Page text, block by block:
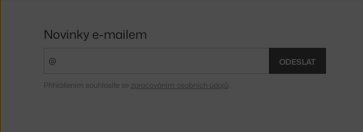
Novinky e-mailem
ODESLAT
Přihlášením souhlasíte se zpracováním osobních údajů